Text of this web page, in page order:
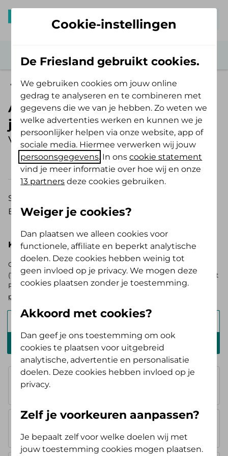
Zelf Bewust Polis
Allergeenvrije schoenen tot 16
jaar
Vergoeding 2026
2025 2026
Schoenen voor mensen met een allergie.
Bijvoorbeeld voor lijm, rubber of leer.
Kies hieronder je basisverzekering
Op zoek naar de vergoedingen voor de AV (Tand) Opstap of AV
(Tand) Doorstap? Kies dan voor de basisverzekering Zelf Bewust
Polis. Ben je verzekerd bij ons? Log in enbekijk je persoonlijke
pakket
Zelf Bewust Polis
Basisverzekering
100%, je betaalt
AV Instap
geen extra vergoeding
Cookie-instellingen
De Friesland gebruikt cookies.
We gebruiken cookies om jouw online
gedrag te analyseren en te combineren met
gegevens die we van je hebben. Zo weten we
welke advertenties werken en kunnen we je
persoonlijker helpen via onze website, app of
sociale media. Hiermee verwerken wij jouw
persoonsgegevens. In onscookie statement
vind je meer informatie over hoe wij en onze
13 partners deze cookies gebruiken.
Weiger je cookies?
Dan plaatsen we alleen cookies voor
functionele, affiliate en beperkt analytische
doelen. Deze cookies hebben weinig tot
geen invloed op je privacy. We mogen deze
cookies plaatsen zonder je toestemming.
Akkoord met cookies?
Dan geef je ons toestemming om ook
cookies te plaatsen voor uitgebreid
analytische, advertentie en personalisatie
doelen. Deze cookies hebben invloed op je
privacy.
Zelf je voorkeuren aanpassen?
Je bepaalt zelf voor welke doelen wij met
jouw toestemming cookies mogen plaatsen.